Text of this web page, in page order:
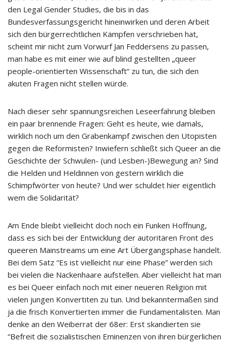
den Legal Gender Studies, die bis in das
Bundesverfassungsgericht hineinwirken und deren Arbeit
sich den bürgerrechtlichen Kämpfen verschrieben hat,
scheint mir nicht zum Vorwurf Jan Feddersens zu passen,
man habe es mit einer wie auf blind gestellten „queer
people-orientierten Wissenschaft“ zu tun, die sich den
akuten Fragen nicht stellen würde.
Nach dieser sehr spannungsreichen Leseerfahrung bleiben
ein paar brennende Fragen: Geht es heute, wie damals,
wirklich noch um den Grabenkampf zwischen den Utopisten
gegen die Reformisten? Inwiefern schließt sich Queer an die
Geschichte der Schwulen- (und Lesben-)Bewegung an? Sind
die Helden und Heldinnen von gestern wirklich die
Schimpfwörter von heute? Und wer schuldet hier eigentlich
wem die Solidarität?
Am Ende bleibt vielleicht doch noch ein Funken Hoffnung,
dass es sich bei der Entwicklung der autoritären Front des
queeren Mainstreams um eine Art Übergangsphase handelt.
Bei dem Satz “Es ist vielleicht nur eine Phase” werden sich
bei vielen die Nackenhaare aufstellen. Aber vielleicht hat man
es bei Queer einfach noch mit einer neueren Religion mit
vielen jungen Konvertiten zu tun. Und bekanntermaßen sind
ja die frisch Konvertierten immer die Fundamentalisten. Man
denke an den Weiberrat der 68er: Erst skandierten sie
“Befreit die sozialistischen Eminenzen von ihren bürgerlichen